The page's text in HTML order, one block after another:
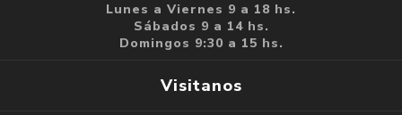
Lunes a Viernes 9 a 18 hs.
Sábados 9 a 14 hs.
Domingos 9:30 a 15 hs.
Visitanos